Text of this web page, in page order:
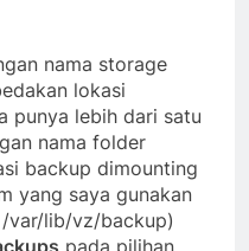
nama storage
lokasi
punya lebih dari satu
nama folder
backup dimounting
yang saya gunakan
var/lib/vz/backup)